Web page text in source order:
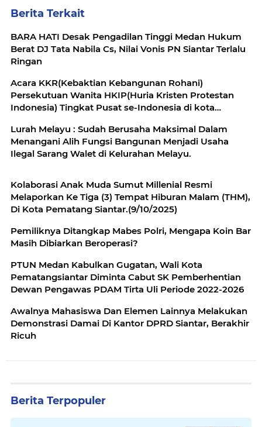
Berita Terkait
BARA HATI Desak Pengadilan Tinggi Medan Hukum
Berat DJ Tata Nabila Cs, Nilai Vonis PN Siantar Terlalu
Ringan
Acara KKR(Kebaktian Kebangunan Rohani)
Persekutuan Wanita HKIP(Huria Kristen Protestan
Indonesia) Tingkat Pusat se-Indonesia di kota
Lurah Melayu : Sudah Berusaha Maksimal Dalam
Menangani Alih Fungsi Bangunan Menjadi Usaha
Ilegal Sarang Walet di Kelurahan Melayu.
Kolaborasi Anak Muda Sumut Millenial Resmi
Melaporkan Ke Tiga (3) Tempat Hiburan Malam (THM),
Di Kota Pematang Siantar.(9/10/2025)
Pemiliknya Ditangkap Mabes Polri, Mengapa Koin Bar
Masih Dibiarkan Beroperasi?
PTUN Medan Kabulkan Gugatan, Wali Kota
Pematangsiantar Diminta Cabut SK Pemberhentian
Dewan Pengawas PDAM Tirta Uli Periode 2022-2026
Awalnya Mahasiswa Dan Elemen Lainnya Melakukan
Demonstrasi Damai Di Kantor DPRD Siantar, Berakhir
Ricuh
Berita Terpopuler